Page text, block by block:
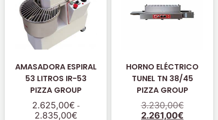
AMASADORA ESPIRAL
53 LITROS IR-53
PIZZA GROUP
2.625,00€ -
2.835,00€
HORNO ELÉCTRICO
TUNEL TN 38/45
PIZZA GROUP
3.230,00€
2.261,00€